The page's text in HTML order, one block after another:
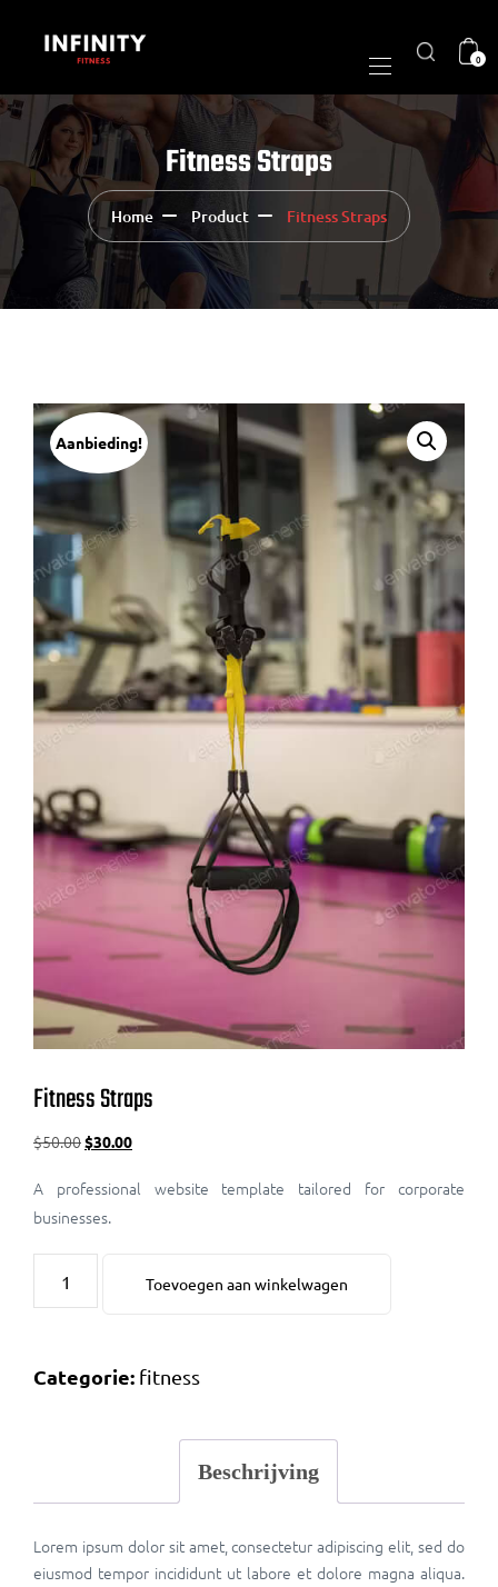
0
Fitness Straps
Home Product Fitness Straps
Aanbieding!
Fitness Straps
$50.00$30.00
A professional website template tailored for corporate
businesses.
Toevoegen aan winkelwagen
Categorie: fitness
Beschrijving
Lorem ipsum dolor sit amet, consectetur adipiscing elit, sed do
eiusmod tempor incididunt ut labore et dolore magna aliqua.